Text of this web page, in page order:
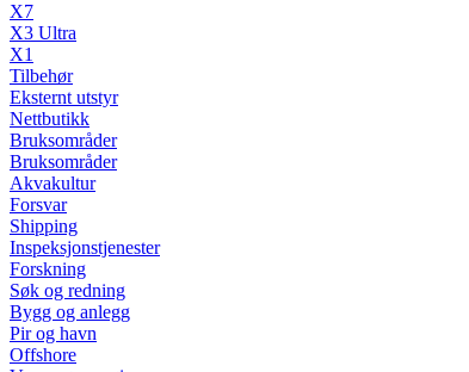
X7
X3 Ultra
X1
Tilbehør
Eksternt utstyr
Nettbutikk
Bruksområder
Bruksområder
Akvakultur
Forsvar
Shipping
Inspeksjonstjenester
Forskning
Søk og redning
Bygg og anlegg
Pir og havn
Offshore